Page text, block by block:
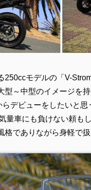
250ccモデルの「V-
型～中型のイメージを
デビューをしたいと思
量車にも負けない頼も
格でありながら身軽で